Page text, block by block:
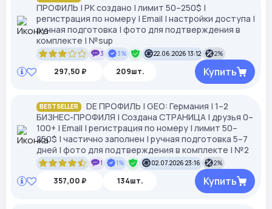
ПРОФИЛЬ | РК создано | лимит 50–250$ |
регистрация по номеру | Email | настройки доступа |
ручная подготовка | фото для подтверждения в
комплекте | №sup
3 3% 22.06.2026 13:12 2%
297,50 ₽ 209шт. Купить
BESTSELLER
DE ПРОФИЛЬ | GEO: Германия | 1–2
БИЗНЕС-ПРОФИЛЯ | Создана СТРАНИЦА | друзья 0–
100+ | Email | регистрация по номеру | лимит 50–
250$ | частично заполнен | ручная подготовка 5–7
дней | фото для подтверждения в комплекте | №2
1 1% 02.07.2026 23:16 2%
357,00 ₽ 134шт. Купить